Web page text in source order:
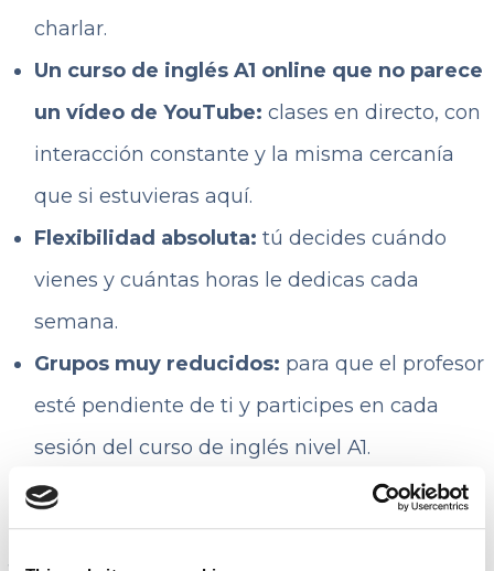
charlar.
Un curso de inglés A1 online que no parece
un vídeo de YouTube: clases en directo, con
interacción constante y la misma cercanía
que si estuvieras aquí.
Flexibilidad absoluta: tú decides cuándo
vienes y cuántas horas le dedicas cada
semana.
Grupos muy reducidos: para que el profesor
esté pendiente de ti y participes en cada
sesión del curso de inglés nivel A1.
Guía de compra: ¿cómo
saber si este curso es el